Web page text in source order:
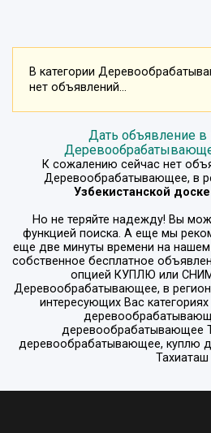
В категории
нет объявлений...
Дать объявление в
К сожалению сейчас нет
Деревообрабатывающее, в
Узбекистанской
Но не теряйте надежду! Вы
функцией поиска. А еще мы
еще две минуты времени на нашем
собственное бесплатное
опцией КУПЛЮ или
Деревообрабатывающее, в
интересующих Вас
деревообрабатывающее
деревообрабатывающее, куплю
Тахиаташ